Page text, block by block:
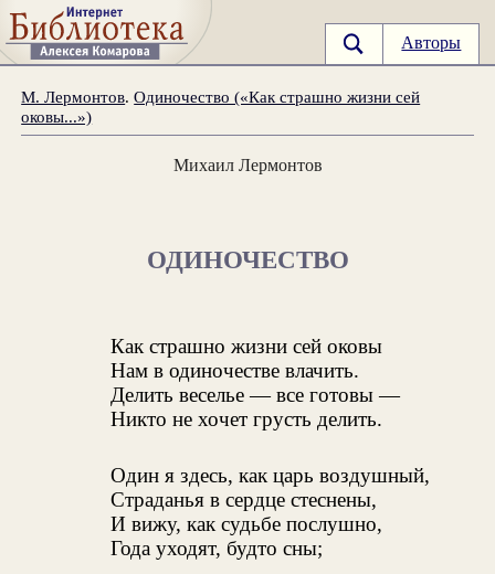
Авторы
М. Лермонтов.Одиночество («Как страшно жизни сей
оковы...»)
Михаил Лермонтов
ОДИНОЧЕСТВО
Как страшно жизни сей оковы
Нам в одиночестве влачить.
Делить веселье — все готовы —
Никто не хочет грусть делить.
Один я здесь, как царь воздушный,
Страданья в сердце стеснены,
И вижу, как судьбе послушно,
Года уходят, будто сны;